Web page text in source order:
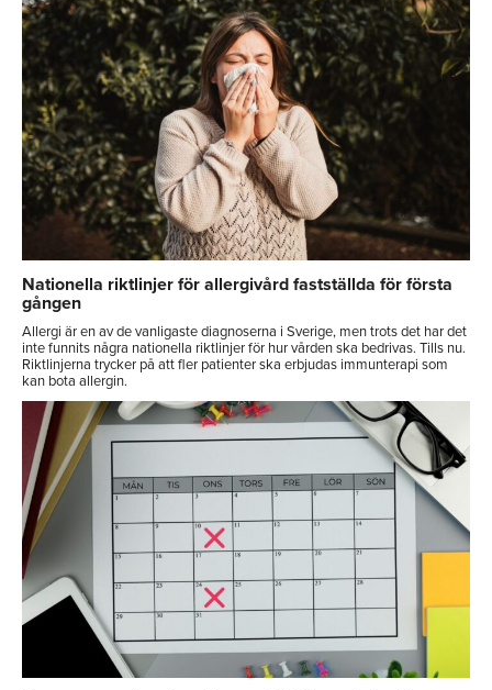
Nationella riktlinjer för allergivård fastställda för första
gången
Allergi är en av de vanligaste diagnoserna i Sverige, men trots det har det
inte funnits några nationella riktlinjer för hur vården ska bedrivas. Tills nu.
Riktlinjerna trycker på att fler patienter ska erbjudas immunterapi som
kan bota allergin.